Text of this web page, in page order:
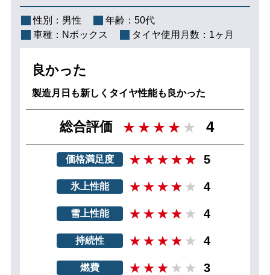
性別： 男性 年齢： 50代
車種： Nボックス タイヤ使用月数： 1ヶ月
良かった
製造月日も新しくタイヤ性能も良かった
総合評価 4
価格満足度 5
氷上性能 4
雪上性能 4
持続性 4
燃費 3